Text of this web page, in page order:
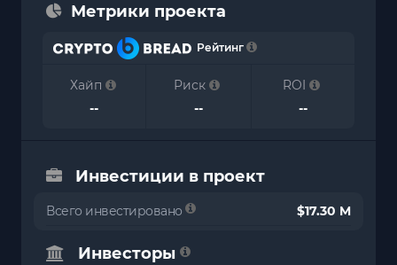
Метрики проекта
Рейтинг
Хайп
--
Риск
--
ROI
--
Инвестиции в проект
Всего инвестировано $17.30 M
Инвесторы